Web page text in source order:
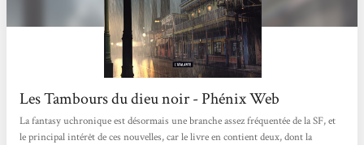
Les Tambours du dieu noir - Phénix Web
La fantasy uchronique est désormais une branche assez fréquentée de la SF, et
le principal intérêt de ces nouvelles, car le livre en contient deux, dont la